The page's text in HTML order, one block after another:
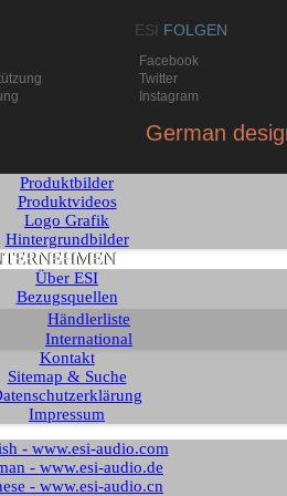
Base / FAQ
Supportformular
Produktbilder
Produktvideos
Logo Grafik
Hintergrundbilder
Über ESI
Bezugsquellen
Händlerliste
International
Kontakt
Sitemap & Suche
Impressum
- www.esi-audio.com
- www.esi-audio.de
- www.esi-audio.cn
ESI FOLGEN
Facebook
Twitter
Instagram
German